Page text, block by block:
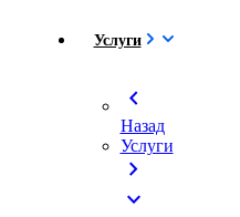
Услуги
chevron_left
Назад
Услуги
chevron_right
expand_more